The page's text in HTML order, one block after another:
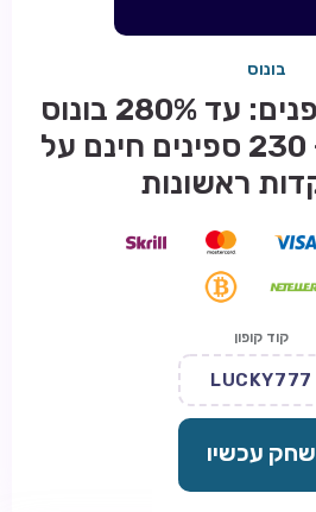
בונוס
חבילת קבלת פנים: עד 280% בונוס
עד €2,200 + 230 ספינים חינם על
קוד קופון
LUCKY777
שחק עכשיו